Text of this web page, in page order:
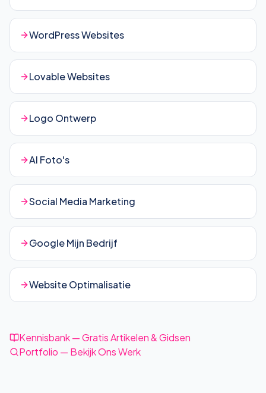
WordPress Websites
Lovable Websites
Logo Ontwerp
AI Foto's
Social Media Marketing
Google Mijn Bedrijf
Website Optimalisatie
Kennisbank — Gratis Artikelen & Gidsen
Portfolio — Bekijk Ons Werk